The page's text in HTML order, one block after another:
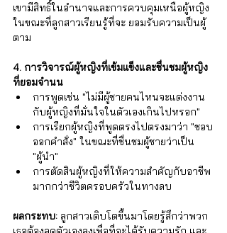
เขามีสิทธิ์ในอำนาจและการควบคุมเหนือผู้หญิง
ในขณะที่ลูกสาวเรียนรู้ที่จะ ยอมรับความเป็นผู้
ตาม
4. การวิจารณ์ผู้หญิงที่เข้มแข็งและชื่นชมผู้หญิง
ที่ยอมจำนน
การพูดเช่น "ไม่มีผู้ชายคนไหนจะแต่งงาน
กับผู้หญิงที่มั่นใจในตัวเองเกินไปหรอก"
การเรียกผู้หญิงที่พูดตรงไปตรงมาว่า "ชอบ
ออกคำสั่ง" ในขณะที่ชื่นชมผู้ชายว่าเป็น
"ผู้นำ"
การตัดสินผู้หญิงที่ให้ความสำคัญกับอาชีพ
มากกว่าชีวิตครอบครัวในทางลบ
ผลกระทบ: ลูกสาวเติบโตขึ้นมาโดยรู้สึกว่าพวก